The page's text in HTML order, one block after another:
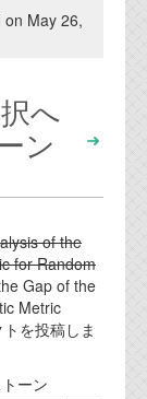
May 26,
へ
ン
of the
for Random
Gap of the
Metric
を投稿しま
ーン